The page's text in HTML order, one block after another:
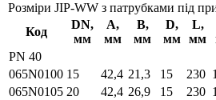
Розміри JIP-WW з патрубками під
Код
DN,
мм
А,
мм
В,
мм
D,
мм
L,
мм
PN 40
065N0100 15 42,4 21,3 15 230
065N0105 20 42,4 26,9 15 230